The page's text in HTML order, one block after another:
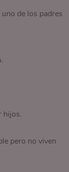
de los padres
hijos.
pero no viven